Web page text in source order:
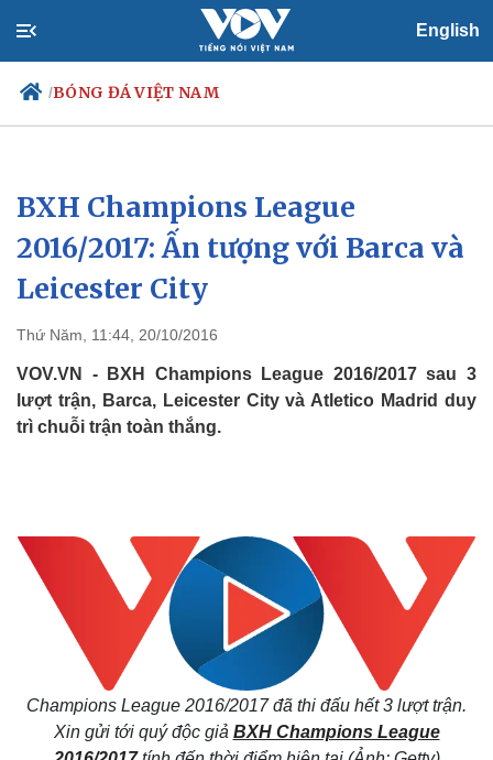
English
/BÓNG ĐÁ VIỆT NAM
Chính trị
Đảng
Tổ chức nhân sự
Quốc hội
Xã hội
Dự báo thời tiết
BXH Champions League
2016/2017: Ấn tượng với Barca và
Leicester City
Thứ Năm, 11:44, 20/10/2016
VOV.VN - BXH Champions League 2016/2017 sau 3
lượt trận, Barca, Leicester City và Atletico Madrid duy
trì chuỗi trận toàn thắng.
Champions League 2016/2017 đã thi đấu hết 3 lượt trận.
Xin gửi tới quý độc giả BXH Champions League